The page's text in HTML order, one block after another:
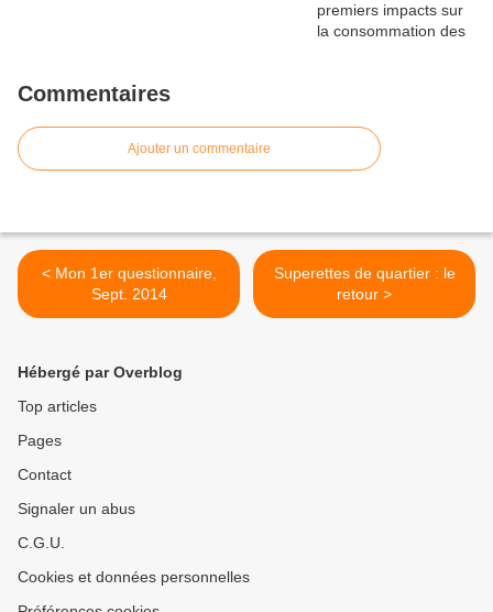
Commentaires
Ajouter un commentaire
< Mon 1er questionnaire,
Sept. 2014
Superettes de quartier : le
retour >
Hébergé par Overblog
Top articles
Pages
Contact
Signaler un abus
C.G.U.
Cookies et données personnelles